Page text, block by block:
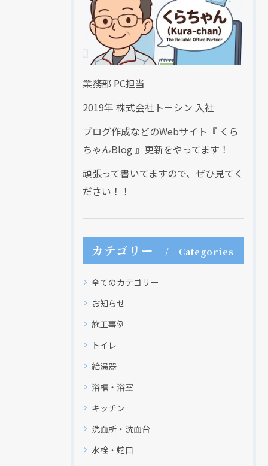
業務部 PC担当
2019年 株式会社トーシン 入社
ブログ作成などのWebサイト『 くら
ちゃんBlog 』更新をやってます！
頑張って書いてますので、ぜひ見てく
ださい！！
カテゴリー Categories
全てのカテゴリー
お知らせ
施工事例
トイレ
給湯器
浴槽・浴室
キッチン
洗面所・洗面台
水栓・蛇口